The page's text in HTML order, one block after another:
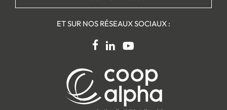
ET SUR NOS RÉSEAUX SOCIAUX :